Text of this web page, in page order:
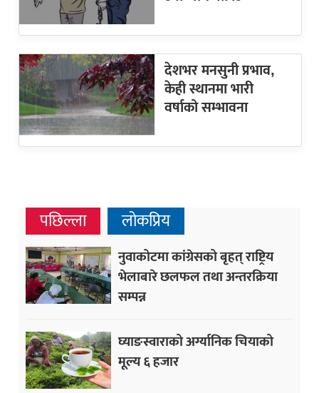
देशभर मनसुनी प्रभाव,
केही स्थानमा भारी
वर्षाको सम्भावना
पछिल्ला लोकप्रिय
नुवाकोटमा कांग्रेसको बृहत् राष्ट्रिय
भेलाबारे छलफल तथा अन्तरक्रिया
सम्पन्न
घ्याङस्वाराको अर्ग्यानिक चियाको
मूल्य ६ हजार